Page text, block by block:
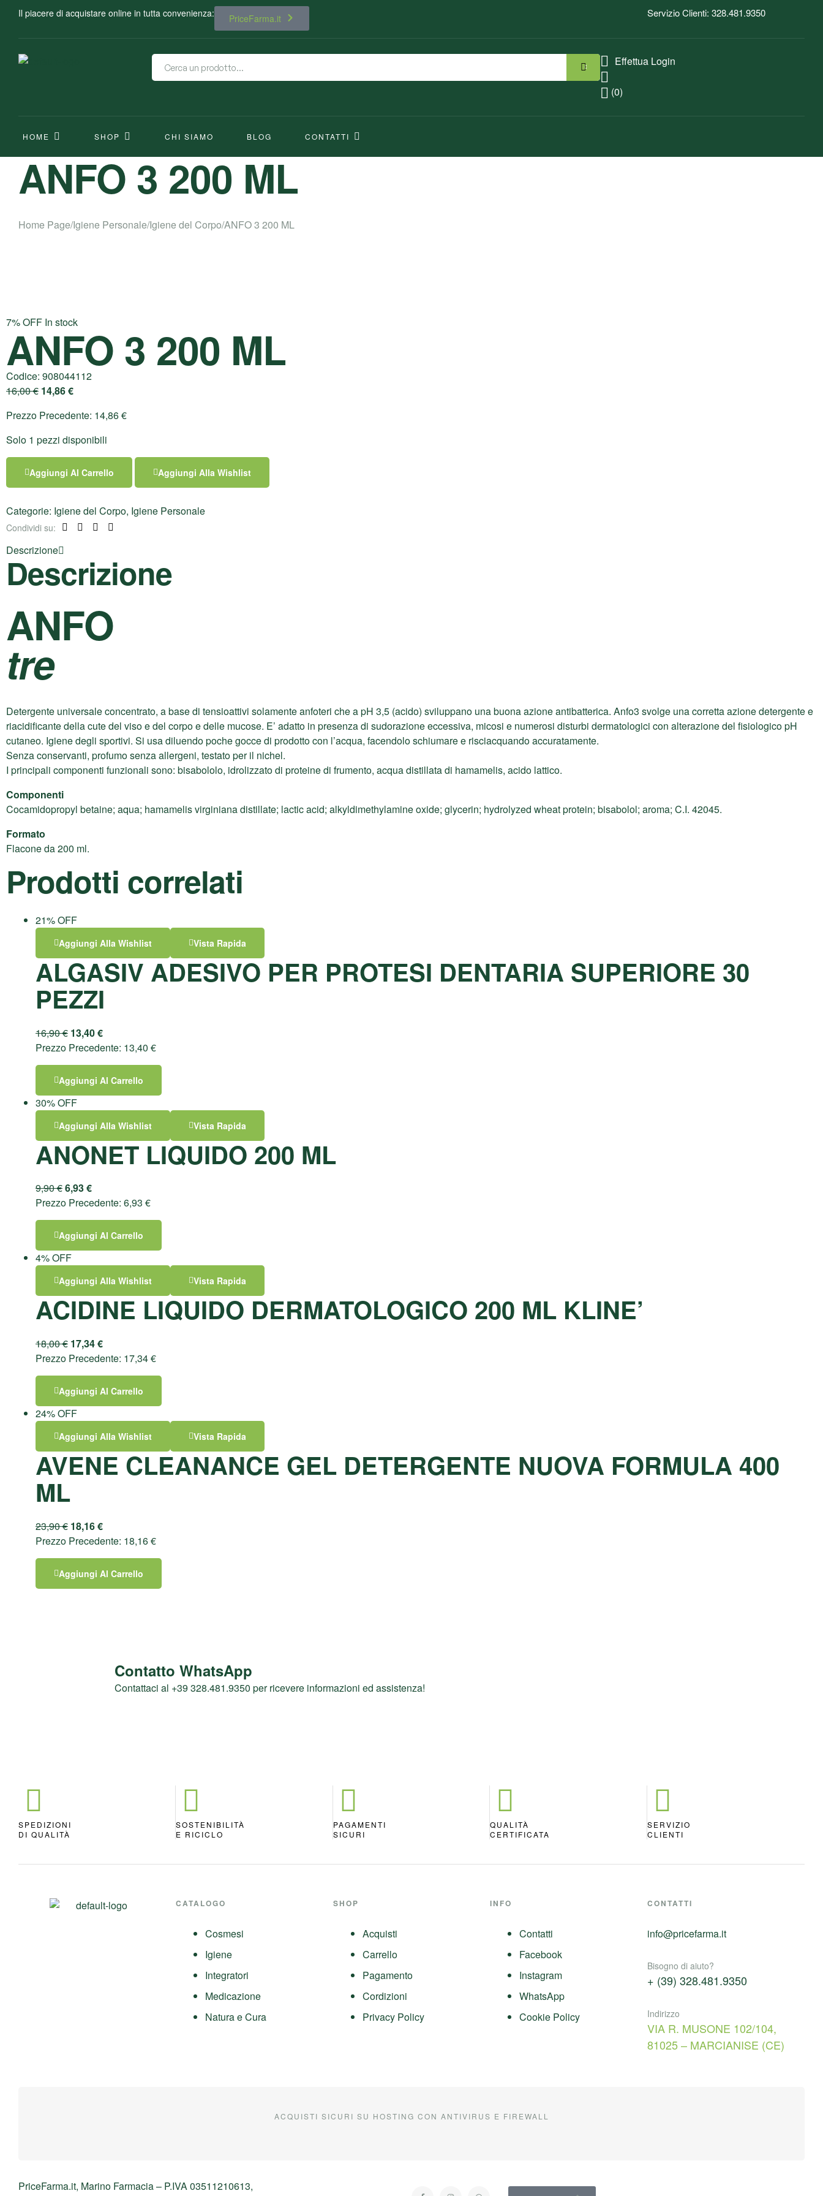
Il piacere di acquistare online in tutta convenienza: PriceFarma.it Servizio Clienti: 328.481.9350
Effettua Login
(0)
HOME SHOP CHI SIAMO BLOG CONTATTI
ANFO 3 200 ML
Home Page/Igiene Personale/Igiene del Corpo/ANFO 3 200 ML
7% OFF In stock
ANFO 3 200 ML
Codice: 908044112
16,00€ 14,86€
Prezzo Precedente: 14,86€
Solo 1 pezzi disponibili
Aggiungi Al Carrello Aggiungi Alla Wishlist
Categorie: Igiene del Corpo, Igiene Personale
Condividi su:
Facebook
TwitterLinkedinPinterest
Descrizione
Descrizione
ANFO
tre
Detergente universale concentrato, a base di tensioattivi solamente anfoteri che a pH 3,5 (acido) sviluppano una buona azione antibatterica. Anfo3 svolge una corretta azione detergente e
riacidificante della cute del viso e del corpo e delle mucose. E’ adatto in presenza di sudorazione eccessiva, micosi e numerosi disturbi dermatologici con alterazione del fisiologico pH
cutaneo. Igiene degli sportivi. Si usa diluendo poche gocce di prodotto con l’acqua, facendolo schiumare e risciacquando accuratamente.
Senza conservanti, profumo senza allergeni, testato per il nichel.
I principali componenti funzionali sono: bisabololo, idrolizzato di proteine di frumento, acqua distillata di hamamelis, acido lattico.
Componenti
Cocamidopropyl betaine; aqua; hamamelis virginiana distillate; lactic acid; alkyldimethylamine oxide; glycerin; hydrolyzed wheat protein; bisabolol; aroma; C.I. 42045.
Formato
Flacone da 200 ml.
Prodotti correlati
21% OFF
Aggiungi Alla Wishlist Vista Rapida
ALGASIV ADESIVO PER PROTESI DENTARIA SUPERIORE 30
PEZZI
16,90€ 13,40€
Prezzo Precedente: 13,40 €
Aggiungi Al Carrello
30% OFF
Aggiungi Alla Wishlist Vista Rapida
ANONET LIQUIDO 200 ML
9,90€6,93€
Prezzo Precedente: 6,93 €
Aggiungi Al Carrello
4% OFF
Aggiungi Alla Wishlist Vista Rapida
ACIDINE LIQUIDO DERMATOLOGICO 200 ML KLINE’
18,00€ 17,34€
Prezzo Precedente: 17,34€
Aggiungi Al Carrello
24% OFF
Aggiungi Alla Wishlist Vista Rapida
AVENE CLEANANCE GEL DETERGENTE NUOVA FORMULA 400
ML
23,90€ 18,16€
Prezzo Precedente: 18,16€
Aggiungi Al Carrello
Contatto WhatsApp
Contattaci al +39 328.481.9350 per ricevere informazioni ed assistenza!
SPEDIZIONI
DI QUALITÀ
SOSTENIBILITÀ
E RICICLO
PAGAMENTI
SICURI
QUALITÀ
CERTIFICATA
SERVIZIO
CLIENTI
CATALOGO
Cosmesi
Igiene
Integratori
Medicazione
Natura e Cura
SHOP
Acquisti
Carrello
Pagamento
Cordizioni
Privacy Policy
INFO
Contatti
Facebook
Instagram
WhatsApp
Cookie Policy
CONTATTI
info@pricefarma.it
Bisogno di aiuto?
+ (39) 328.481.9350
Indirizzo
VIA R. MUSONE 102/104,
81025 – MARCIANISE (CE)
ACQUISTI SICURI SU HOSTING CON ANTIVIRUS E FIREWALL
PriceFarma.it, Marino Farmacia – P.IVA 03511210613,